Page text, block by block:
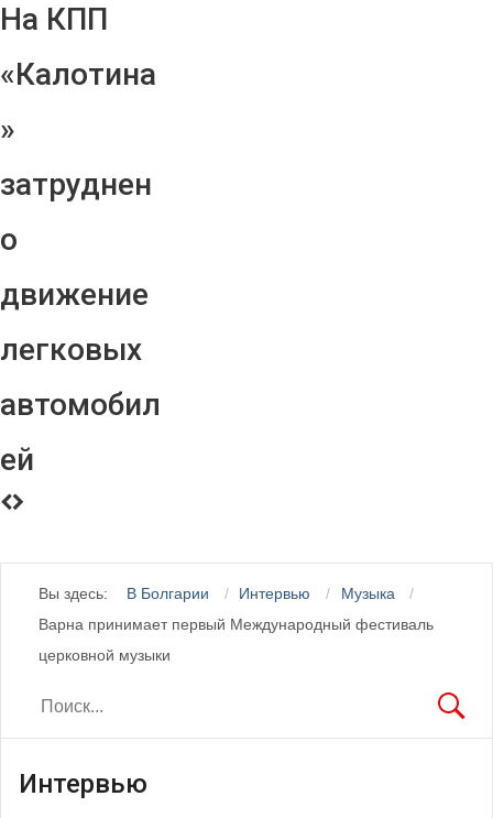
На КПП
«Калотина
»
затруднен
о
движение
легковых
автомобил
ей
Вы здесь: В Болгарии Интервью
Музыка
Варна принимает первый Международный фестиваль
церковной музыки
Интервью